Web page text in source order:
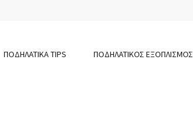
ΠΟΔΗΛΑΤΙΚΑ TIPS ΠΟΔΗΛΑΤΙΚΟΣ ΕΞΟΠΛΙΣΜΟΣ